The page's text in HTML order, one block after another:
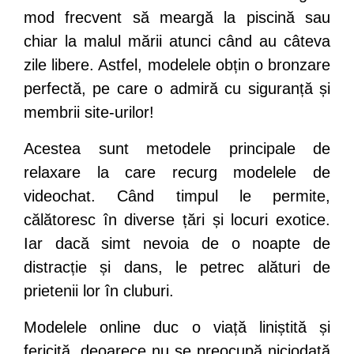
mod frecvent să meargă la piscină sau
chiar la malul mării atunci când au câteva
zile libere. Astfel, modelele obțin o bronzare
perfectă, pe care o admiră cu siguranță și
membrii site-urilor!
Acestea sunt metodele principale de
relaxare la care recurg modelele de
videochat. Când timpul le permite,
călătoresc în diverse țări și locuri exotice.
Iar dacă simt nevoia de o noapte de
distracție și dans, le petrec alături de
prietenii lor în cluburi.
Modelele online duc o viață liniștită și